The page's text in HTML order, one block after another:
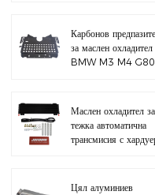
Карбонов
за маслен охладител
BMW M3 M4 G80
Маслен охладител за
тежка автоматична
трансмисия с
Цял алуминиев